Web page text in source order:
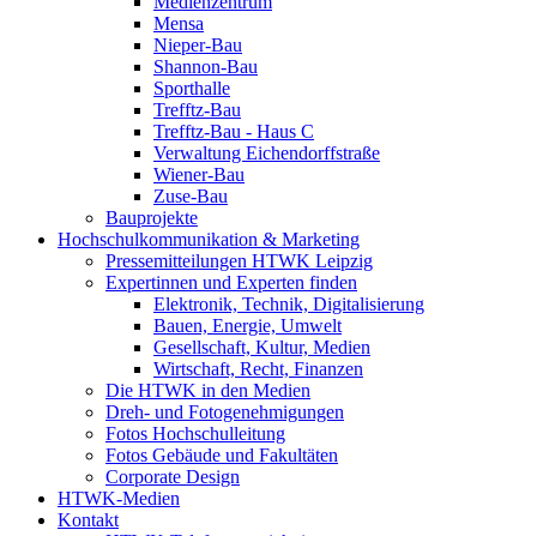
Mensa
Nieper-Bau
Shannon-Bau
Sporthalle
Trefftz-Bau
Trefftz-Bau - Haus C
Verwaltung Eichendorffstraße
Wiener-Bau
Zuse-Bau
Bauprojekte
Hochschulkommunikation & Marketing
Pressemitteilungen HTWK Leipzig
Expertinnen und Experten finden
Elektronik, Technik, Digitalisierung
Bauen, Energie, Umwelt
Gesellschaft, Kultur, Medien
Wirtschaft, Recht, Finanzen
Die HTWK in den Medien
Dreh- und Fotogenehmigungen
Fotos Hochschulleitung
Fotos Gebäude und Fakultäten
Corporate Design
HTWK-Medien
Kontakt